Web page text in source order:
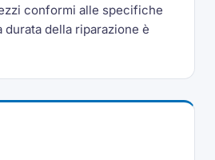
conformi alle specifiche
della riparazione è